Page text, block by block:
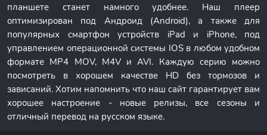
планшете станет намного удобнее. Наш плеер
оптимизирован под Андроид (Android), а также для
популярных смартфон устройств iPad и iPhone, под
управлением операционной системы IOS в любом удобном
формате MP4 MOV, M4V и AVI. Каждую серию можно
посмотреть в хорошем качестве HD без тормозов и
зависаний. Хотим напомнить что наш сайт гарантирует вам
хорошее настроение - новые релизы, все сезоны и
отличный перевод на русском языке.